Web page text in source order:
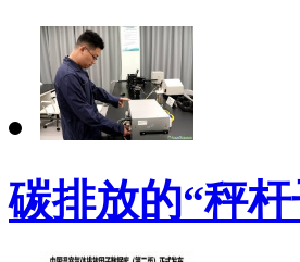
碳排放的“秤